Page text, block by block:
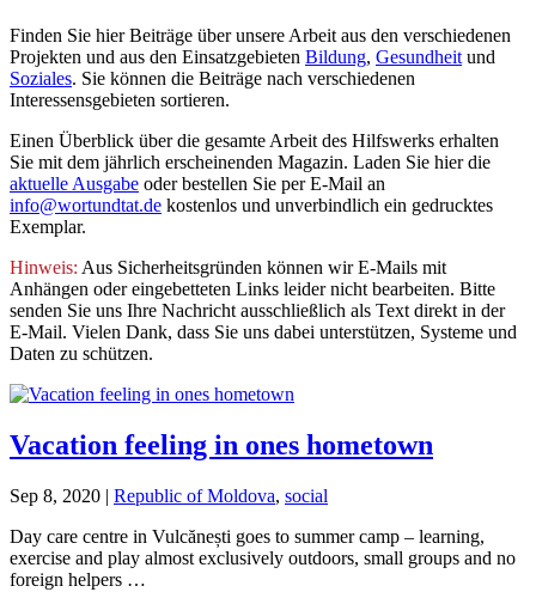
Finden Sie hier Beiträge über unsere Arbeit aus den verschiedenen
Projekten und aus den Einsatzgebieten Bildung, Gesundheit und
Soziales. Sie können die Beiträge nach verschiedenen
Interessensgebieten sortieren.
Einen Überblick über die gesamte Arbeit des Hilfswerks erhalten
Sie mit dem jährlich erscheinenden Magazin. Laden Sie hier die
aktuelle Ausgabe oder bestellen Sie per E-Mail an
info@wortundtat.de kostenlos und unverbindlich ein gedrucktes
Exemplar.
Hinweis: Aus Sicherheitsgründen können wir E-Mails mit
Anhängen oder eingebetteten Links leider nicht bearbeiten. Bitte
senden Sie uns Ihre Nachricht ausschließlich als Text direkt in der
E-Mail. Vielen Dank, dass Sie uns dabei unterstützen, Systeme und
Daten zu schützen.
Vacation feeling in ones hometown
Sep 8, 2020 | Republic of Moldova, social
Day care centre in Vulcănești goes to summer camp – learning,
exercise and play almost exclusively outdoors, small groups and no
foreign helpers …